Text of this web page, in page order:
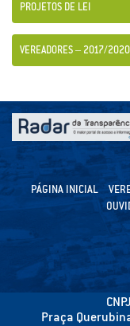
PROJETOS DE LEI
VEREADORES – 2017/2020
PÁGINA INICIAL
Praça